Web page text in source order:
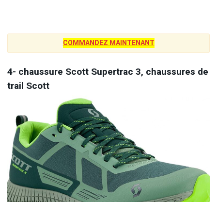
COMMANDEZ MAINTENANT
4- chaussure Scott Supertrac 3, chaussures de
trail Scott